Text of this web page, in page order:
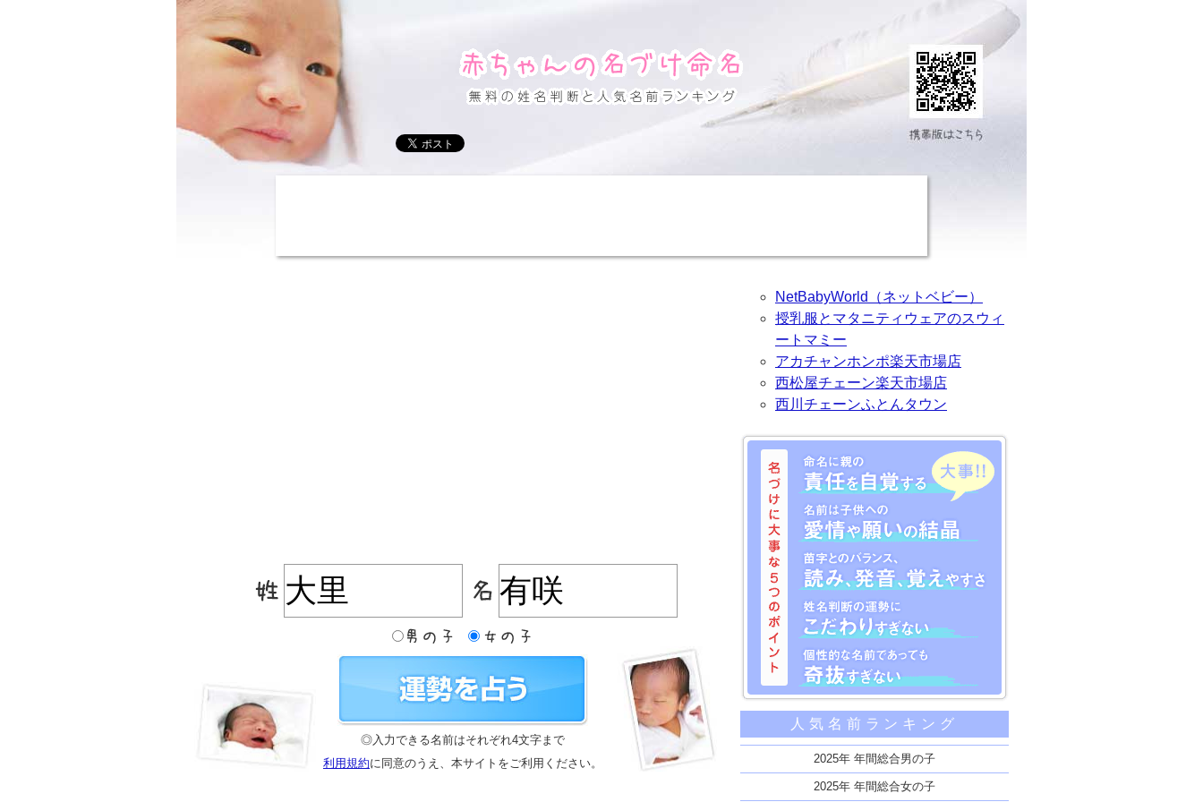
◎入力できる名前はそれぞれ4文字まで
利用規約に同意のうえ、本サイトをご利用ください。
NetBabyWorld（ネットベビー）
授乳服とマタニティウェアのスウィ
ートマミー
アカチャンホンポ楽天市場店
西松屋チェーン楽天市場店
西川チェーンふとんタウン
名づけに大事な5つのポイント
命名に親の責任を自覚する
名前は子供への愛情や願いの結晶
苗字とのバランス、読み、発音、覚えやすさ
姓名判断の運勢にこだわりすぎない
人気名前ランキング
2025年 年間総合男の子
2025年 年間総合女の子